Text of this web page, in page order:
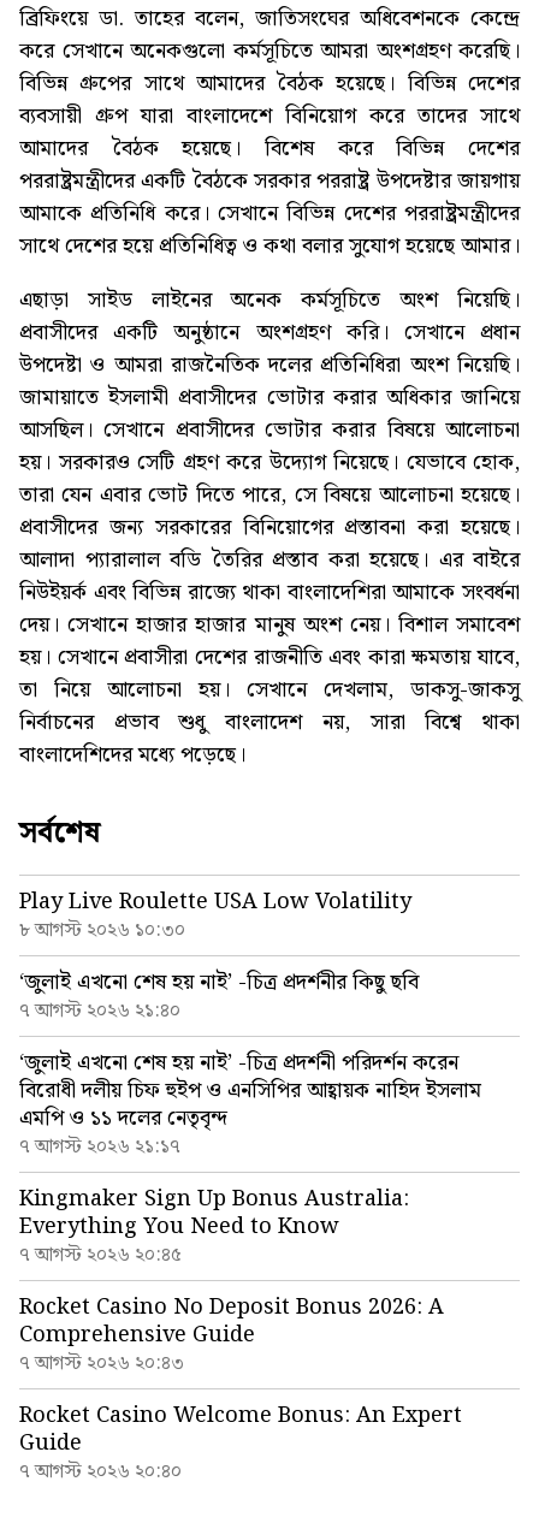
ব্রিফিংয়ে ডা. তাহের বলেন, জাতিসংঘের অধিবেশনকে কেন্দ্রে
করে সেখানে অনেকগুলো কর্মসূচিতে আমরা অংশগ্রহণ করেছি।
বিভিন্ন গ্রুপের সাথে আমাদের বৈঠক হয়েছে। বিভিন্ন দেশের
ব্যবসায়ী গ্রুপ যারা বাংলাদেশে বিনিয়োগ করে তাদের সাথে
আমাদের বৈঠক হয়েছে। বিশেষ করে বিভিন্ন দেশের
পররাষ্ট্রমন্ত্রীদের একটি বৈঠকে সরকার পররাষ্ট্র উপদেষ্টার জায়গায়
আমাকে প্রতিনিধি করে। সেখানে বিভিন্ন দেশের পররাষ্ট্রমন্ত্রীদের
সাথে দেশের হয়ে প্রতিনিধিত্ব ও কথা বলার সুযোগ হয়েছে আমার।
এছাড়া সাইড লাইনের অনেক কর্মসূচিতে অংশ নিয়েছি।
প্রবাসীদের একটি অনুষ্ঠানে অংশগ্রহণ করি। সেখানে প্রধান
উপদেষ্টা ও আমরা রাজনৈতিক দলের প্রতিনিধিরা অংশ নিয়েছি।
জামায়াতে ইসলামী প্রবাসীদের ভোটার করার অধিকার জানিয়ে
আসছিল। সেখানে প্রবাসীদের ভোটার করার বিষয়ে আলোচনা
হয়। সরকারও সেটি গ্রহণ করে উদ্যোগ নিয়েছে। যেভাবে হোক,
তারা যেন এবার ভোট দিতে পারে, সে বিষয়ে আলোচনা হয়েছে।
প্রবাসীদের জন্য সরকারের বিনিয়োগের প্রস্তাবনা করা হয়েছে।
আলাদা প্যারালাল বডি তৈরির প্রস্তাব করা হয়েছে। এর বাইরে
নিউইয়র্ক এবং বিভিন্ন রাজ্যে থাকা বাংলাদেশিরা আমাকে সংবর্ধনা
দেয়। সেখানে হাজার হাজার মানুষ অংশ নেয়। বিশাল সমাবেশ
হয়। সেখানে প্রবাসীরা দেশের রাজনীতি এবং কারা ক্ষমতায় যাবে,
তা নিয়ে আলোচনা হয়। সেখানে দেখলাম, ডাকসু-জাকসু
নির্বাচনের প্রভাব শুধু বাংলাদেশ নয়, সারা বিশ্বে থাকা
বাংলাদেশিদের মধ্যে পড়েছে।
সর্বশেষ
Play Live Roulette USA Low Volatility
৮ আগস্ট ২০২৬ ১০:৩০
‘জুলাই এখনো শেষ হয় নাই’ -চিত্র প্রদর্শনীর কিছু ছবি
৭ আগস্ট ২০২৬ ২১:৪০
‘জুলাই এখনো শেষ হয় নাই’ -চিত্র প্রদর্শনী পরিদর্শন করেন
বিরোধী দলীয় চিফ হুইপ ও এনসিপির আহ্বায়ক নাহিদ ইসলাম
এমপি ও ১১ দলের নেতৃবৃন্দ
৭ আগস্ট ২০২৬ ২১:১৭
Kingmaker Sign Up Bonus Australia:
Everything You Need to Know
৭ আগস্ট ২০২৬ ২০:৪৫
Rocket Casino No Deposit Bonus 2026: A
Comprehensive Guide
৭ আগস্ট ২০২৬ ২০:৪৩
Rocket Casino Welcome Bonus: An Expert
Guide
৭ আগস্ট ২০২৬ ২০:৪০